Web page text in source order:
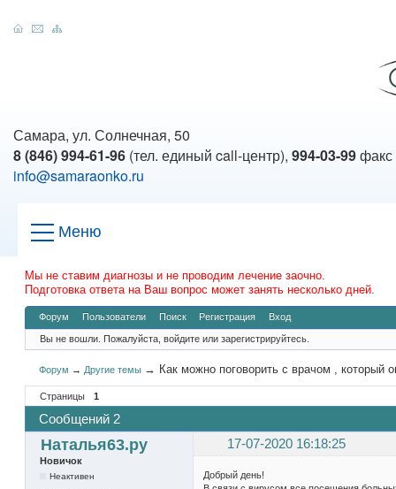
Самара, ул. Солнечная, 50
8 (846) 994-61-96 (тел. единый call-центр), 994-03-99факс
info@samaraonko.ru
Меню
Мы не ставим диагнозы и не проводим лечение заочно.
Подготовка ответа на Ваш вопрос может занять несколько дней.
Форум Пользователи Поиск Регистрация Вход
Вы не вошли. Пожалуйста, войдите или зарегистрируйтесь.
Форум → Другие темы → Как можно поговорить с врачом , который
Страницы 1
Сообщений 2
Наталья63.ру 17-07-2020 16:18:25
Новичок
Неактивен
Добрый день!